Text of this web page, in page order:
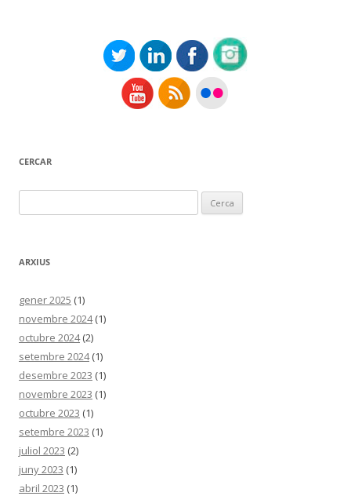
CERCAR
ARXIUS
gener 2025 (1)
novembre 2024(1)
octubre 2024(2)
setembre 2024(1)
desembre 2023 (1)
novembre 2023 (1)
octubre 2023 (1)
setembre 2023 (1)
juliol 2023 (2)
juny 2023 (1)
abril 2023 (1)